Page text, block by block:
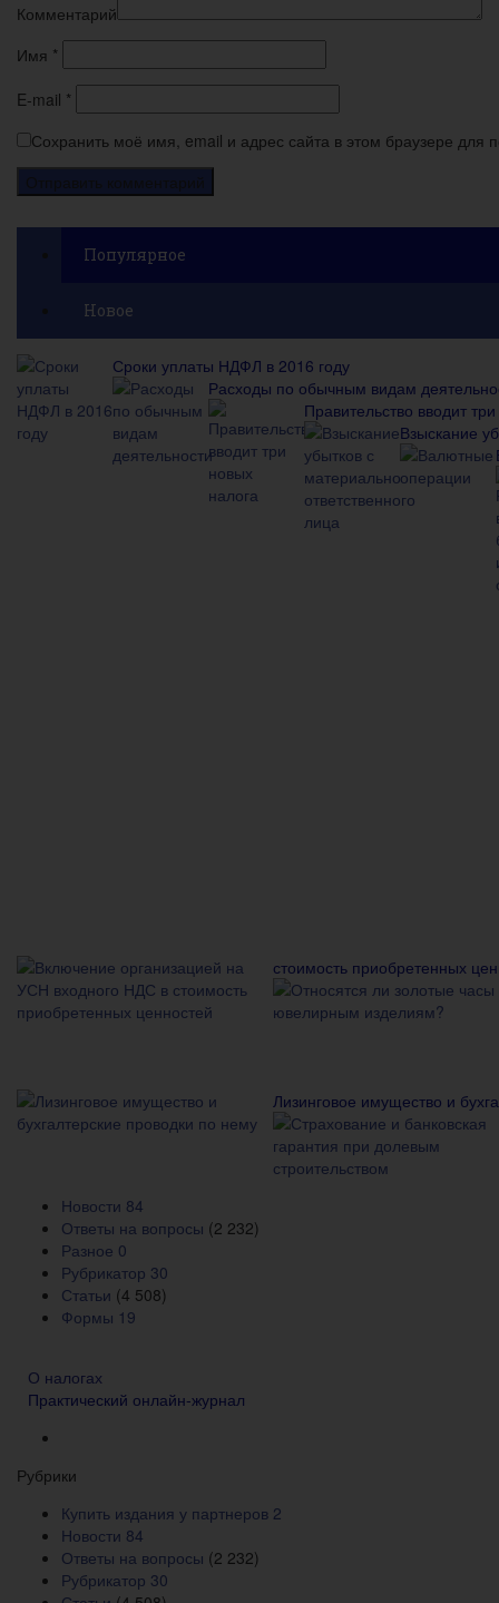
Комментарий
Имя *
E-mail *
Сохранить моё имя, email и адрес сайта в этом браузере
Популярное
Новое
Сроки уплаты НДФЛ в 2016 году
Расходы по обычным видам
Правительство вводит
Взыскание
стоимость приобретенных
Лизинговое имущество и
Новости 84
Ответы на вопросы (2 232)
Разное 0
Рубрикатор 30
Статьи (4 508)
Формы 19
О налогах
Практический онлайн-журнал
Рубрики
Купить издания у партнеров 2
Новости 84
Ответы на вопросы (2 232)
Рубрикатор 30